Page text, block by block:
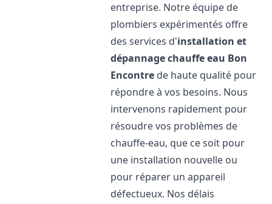
entreprise. Notre équipe de
plombiers expérimentés offre
des services d'installation et
dépannage chauffe eau Bon
Encontre de haute qualité pour
répondre à vos besoins. Nous
intervenons rapidement pour
résoudre vos problèmes de
chauffe-eau, que ce soit pour
une installation nouvelle ou
pour réparer un appareil
défectueux. Nos délais